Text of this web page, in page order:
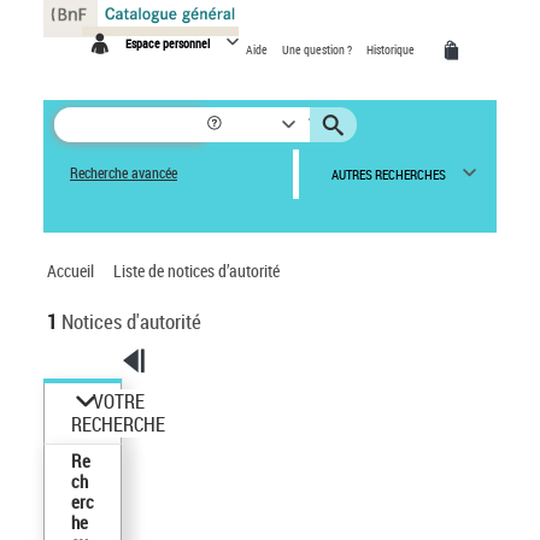
Espace personnel Aide Une question ? Historique
Recherche avancée AUTRES RECHERCHES
Accueil Liste de notices d’autorité
1 Notices d'autorité
VOTRE
RECHERCHE
Re
ch
erc
he